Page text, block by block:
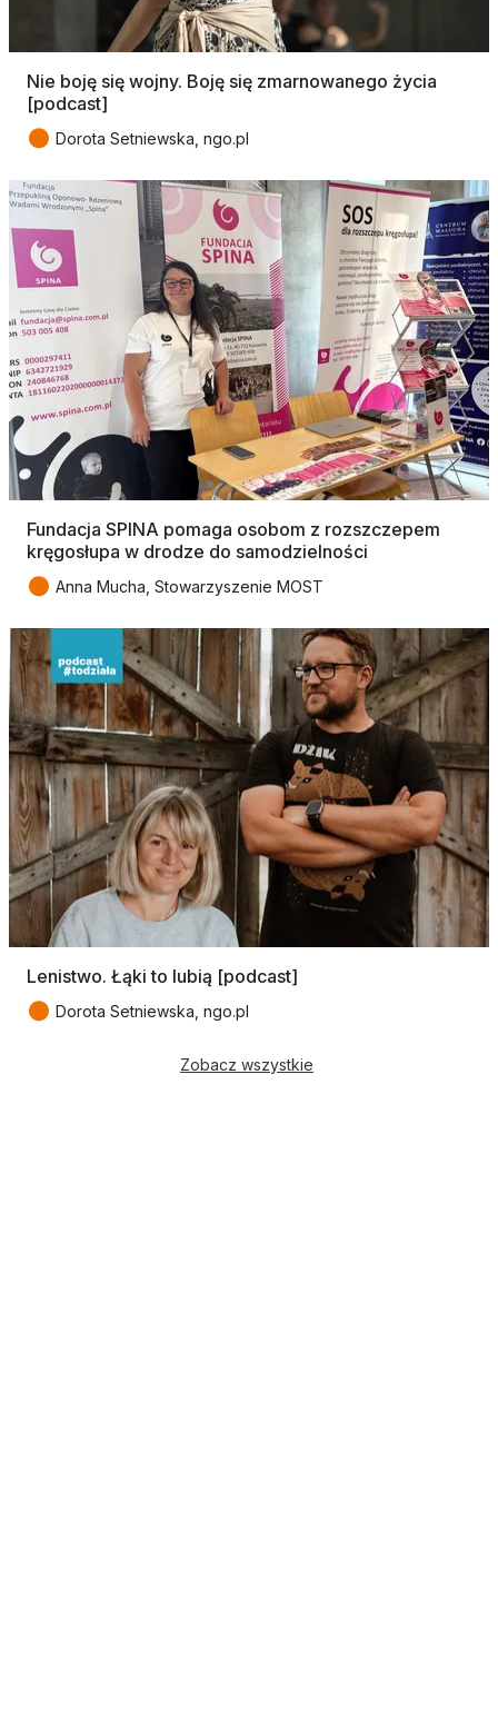
Nie boję się wojny. Boję się zmarnowanego życia
[podcast]
● Dorota Setniewska, ngo.pl
Fundacja SPINA pomaga osobom z rozszczepem
kręgosłupa w drodze do samodzielności
● Anna Mucha, Stowarzyszenie MOST
Lenistwo. Łąki to lubią [podcast]
● Dorota Setniewska, ngo.pl
Zobacz wszystkie